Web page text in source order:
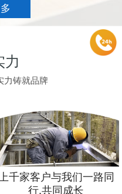
力铸就品牌
上千家客户与我们一路同
行,共同成长